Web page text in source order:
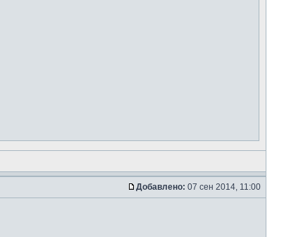
Добавлено: 07 сен 2014, 11:00